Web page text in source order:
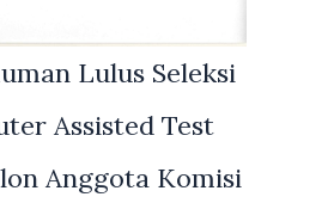
Lulus Seleksi
Assisted Test
Anggota Komisi